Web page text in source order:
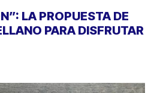
LA PROPUESTA DE
PARA DISFRUTAR